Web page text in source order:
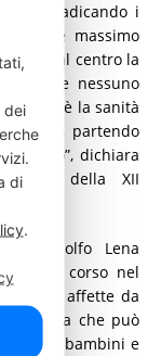
sradicando i
essere massimo
al centro la
che nessuno
è la sanità
partendo
dichiara
della XII
Rodolfo Lena
in corso nel
affette da
diffusa che può
tra bambini e
dei
di
.